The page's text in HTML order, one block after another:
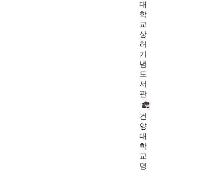
대
학
교
상
허
기
념
도
서
관
건
양
대
학
교
명